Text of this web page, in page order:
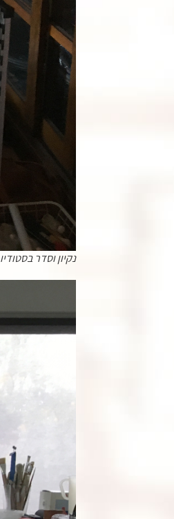
נקיון וסדר בסטודיו